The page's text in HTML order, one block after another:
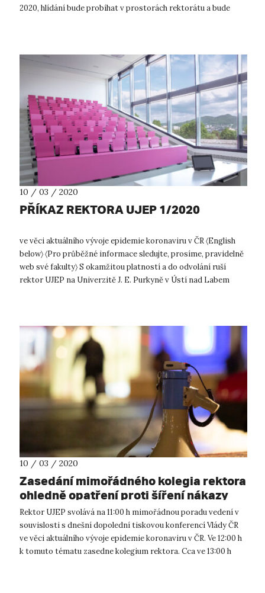
2020, hlídání bude probíhat v prostorách rektorátu a bude
10 / 03 / 2020
PŘÍKAZ REKTORA UJEP 1/2020
ve věci aktuálního vývoje epidemie koronaviru v ČR 〈English
below〉 〈Pro průběžné informace sledujte, prosíme, pravidelně
web své fakulty〉 S okamžitou platností a do odvolání ruší
rektor UJEP na Univerzitě J. E. Purkyně v Ústí nad Labem
10 / 03 / 2020
Zasedání mimořádného kolegia rektora
ohledně opatření proti šíření nákazy
koronavirem
Rektor UJEP svolává na 11:00 h mimořádnou poradu vedení v
souvislosti s dnešní dopolední tiskovou konferencí Vlády ČR
ve věci aktuálního vývoje epidemie koronaviru v ČR. Ve 12:00 h
k tomuto tématu zasedne kolegium rektora. Cca ve 13:00 h